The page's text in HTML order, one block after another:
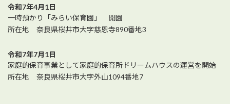
令和7年4月1日
一時預かり「みらい保育園」 開園
所在地 奈良県桜井市大字慈恩寺890番地3
令和7年7月1日
家庭的保育事業として家庭的保育所ドリームハウスの運営を開始
所在地 奈良県桜井市大字外山1094番地7